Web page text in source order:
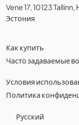
Vene 17, 10123
Эстония
Как купить
Часто задаваемые
Условия
Политика
Русский